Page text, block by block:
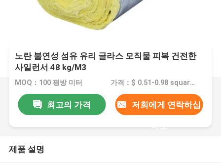
노란 불연성 섬유 유리 글라스 모직물 피복 건전한
사일런서 48 kg/M3
MOQ：100 평방 미터 가격：$ 0.51-0.98 square meter
최고의 가격 저희에게 연락하십
시오
제품 설명